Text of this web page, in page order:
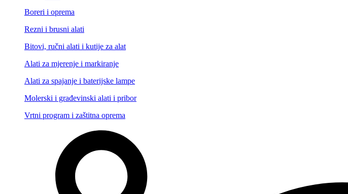
Boreri i oprema
Rezni i brusni alati
Bitovi, ručni alati i kutije za alat
Alati za mjerenje i markiranje
Alati za spajanje i baterijske lampe
Molerski i građevinski alati i pribor
Vrtni program i zaštitna oprema